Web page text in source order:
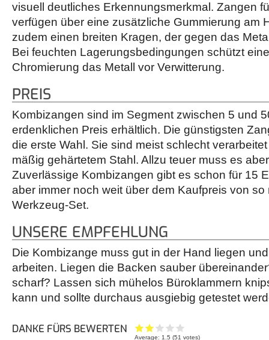
visuell deutliches Erkennungsmerkmal. Zangen
verfügen über eine zusätzliche Gummierung am
zudem einen breiten Kragen, der gegen das
Bei feuchten Lagerungsbedingungen schützt
Chromierung das Metall vor Verwitterung.
PREIS
Kombizangen sind im Segment zwischen 5 und
erdenklichen Preis erhältlich. Die günstigsten
die erste Wahl. Sie sind meist schlecht
mäßig gehärtetem Stahl. Allzu teuer muss es
Zuverlässige Kombizangen gibt es schon für 15
aber immer noch weit über dem Kaufpreis von
Werkzeug-Set.
UNSERE EMPFEHLUNG
Die Kombizange muss gut in der Hand liegen
arbeiten. Liegen die Backen sauber
scharf? Lassen sich mühelos Büroklammern
kann und sollte durchaus ausgiebig getestet
DANKE FÜRS BEWERTEN
Average:1.5 (51 votes)